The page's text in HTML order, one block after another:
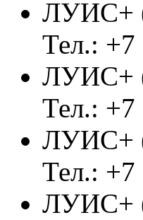
ЛУИС+
Тел.:
ЛУИС+
Тел.:
ЛУИС+
Тел.:
ЛУИС+